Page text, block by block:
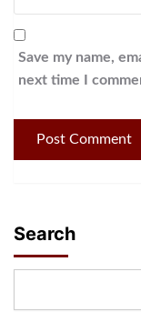
Save my name,
next time I
Search